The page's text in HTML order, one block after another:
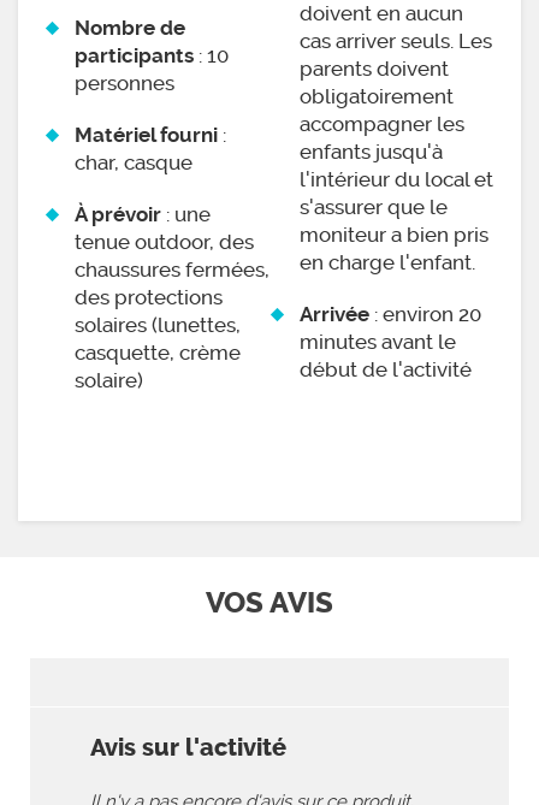
Nombre de
participants : 10
personnes
Matériel fourni :
char, casque
À prévoir : une
tenue outdoor, des
chaussures fermées,
des protections
solaires (lunettes,
casquette, crème
solaire)
doivent en aucun
cas arriver seuls. Les
parents doivent
obligatoirement
accompagner les
enfants jusqu'à
l'intérieur du local et
s'assurer que le
moniteur a bien pris
en charge l'enfant.
Arrivée : environ 20
minutes avant le
début de l'activité
VOS AVIS
Avis sur l'activité